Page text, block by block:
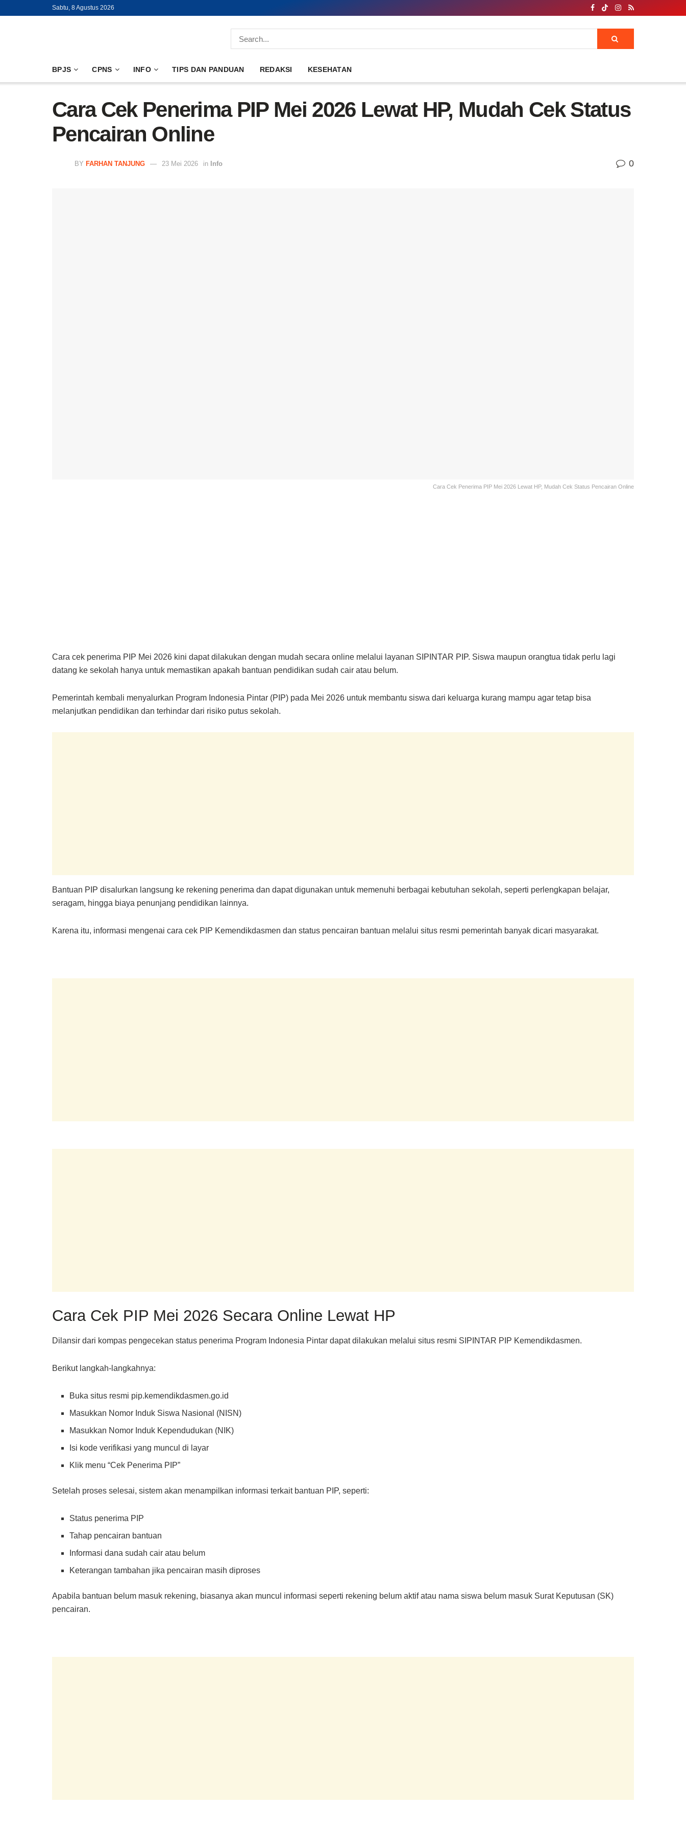
Sabtu, 8 Agustus 2026
BPJS CPNS INFO TIPS DAN PANDUAN REDAKSI KESEHATAN
Cara Cek Penerima PIP Mei 2026 Lewat HP, Mudah Cek Status
Pencairan Online
BY FARHAN TANJUNG 23 Mei 2026 in Info 0
Cara Cek Penerima PIP Mei 2026 Lewat HP, Mudah Cek Status Pencairan Online
Cara cek penerima PIP Mei 2026 kini dapat dilakukan dengan mudah secara online melalui layanan SIPINTAR PIP. Siswa maupun orangtua tidak perlu lagi
datang ke sekolah hanya untuk memastikan apakah bantuan pendidikan sudah cair atau belum.
Pemerintah kembali menyalurkan Program Indonesia Pintar (PIP) pada Mei 2026 untuk membantu siswa dari keluarga kurang mampu agar tetap bisa
melanjutkan pendidikan dan terhindar dari risiko putus sekolah.
Bantuan PIP disalurkan langsung ke rekening penerima dan dapat digunakan untuk memenuhi berbagai kebutuhan sekolah, seperti perlengkapan belajar,
seragam, hingga biaya penunjang pendidikan lainnya.
Karena itu, informasi mengenai cara cek PIP Kemendikdasmen dan status pencairan bantuan melalui situs resmi pemerintah banyak dicari masyarakat.
Cara Cek PIP Mei 2026 Secara Online Lewat HP
Dilansir dari kompas pengecekan status penerima Program Indonesia Pintar dapat dilakukan melalui situs resmi SIPINTAR PIP Kemendikdasmen.
Berikut langkah-langkahnya:
Buka situs resmi pip.kemendikdasmen.go.id
Masukkan Nomor Induk Siswa Nasional (NISN)
Masukkan Nomor Induk Kependudukan (NIK)
Isi kode verifikasi yang muncul di layar
Klik menu “Cek Penerima PIP”
Setelah proses selesai, sistem akan menampilkan informasi terkait bantuan PIP, seperti:
Status penerima PIP
Tahap pencairan bantuan
Informasi dana sudah cair atau belum
Keterangan tambahan jika pencairan masih diproses
Apabila bantuan belum masuk rekening, biasanya akan muncul informasi seperti rekening belum aktif atau nama siswa belum masuk Surat Keputusan (SK)
pencairan.